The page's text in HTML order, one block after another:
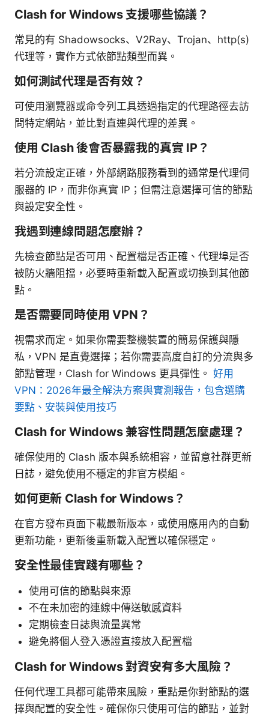
Clash for Windows 支援哪些協議？
常見的有 Shadowsocks、V2Ray、Trojan、http(s)
代理等，實作方式依節點類型而異。
如何測試代理是否有效？
可使用瀏覽器或命令列工具透過指定的代理路徑去訪
問特定網站，並比對直連與代理的差異。
使用 Clash 後會否暴露我的真實 IP？
若分流設定正確，外部網路服務看到的通常是代理伺
服器的 IP，而非你真實 IP；但需注意選擇可信的節點
與設定安全性。
我遇到連線問題怎麼辦？
先檢查節點是否可用、配置檔是否正確、代理埠是否
被防火牆阻擋，必要時重新載入配置或切換到其他節
點。
是否需要同時使用 VPN？
視需求而定。如果你需要整機裝置的簡易保護與隱
私，VPN 是直覺選擇；若你需要高度自訂的分流與多
節點管理，Clash for Windows 更具彈性。 好用
VPN：2026年最全解決方案與實測報告，包含選購
要點、安裝與使用技巧
Clash for Windows 兼容性問題怎麼處理？
確保使用的 Clash 版本與系統相容，並留意社群更新
日誌，避免使用不穩定的非官方模組。
如何更新 Clash for Windows？
在官方發布頁面下載最新版本，或使用應用內的自動
更新功能，更新後重新載入配置以確保穩定。
安全性最佳實踐有哪些？
使用可信的節點與來源
不在未加密的連線中傳送敏感資料
定期檢查日誌與流量異常
避免將個人登入憑證直接放入配置檔
Clash for Windows 對資安有多大風險？
任何代理工具都可能帶來風險，重點是你對節點的選
擇與配置的安全性。確保你只使用可信的節點，並對